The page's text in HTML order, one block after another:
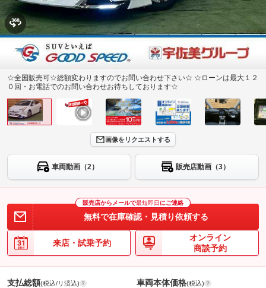
☆全国販売可☆総額変わりますのでお問い合わせ下さい☆ ☆ローンは最大１２
０回・お電話でのお問い合わせお待ちしております☆
画像をリクエストする
車両動画（2） 販売店動画（3）
販売店からメールで最短即日 にご連絡
無料で在庫確認・見積り依頼する
来店・試乗予約
オンライン
商談予約
支払総額(税込/リ済込) 車両本体価格(税込)